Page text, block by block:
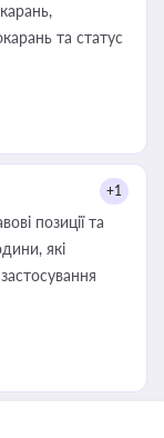
та статус
+1
позиції та
які